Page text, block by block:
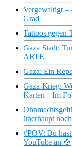
Vergewaltigt –
Grad
Tattoos gegen
Gaza-Stadt:
ARTE
Gaza: Ein
Gaza-Krieg:
Karten – Im
überhaupt
#POV: Du
YouTube an 🍲